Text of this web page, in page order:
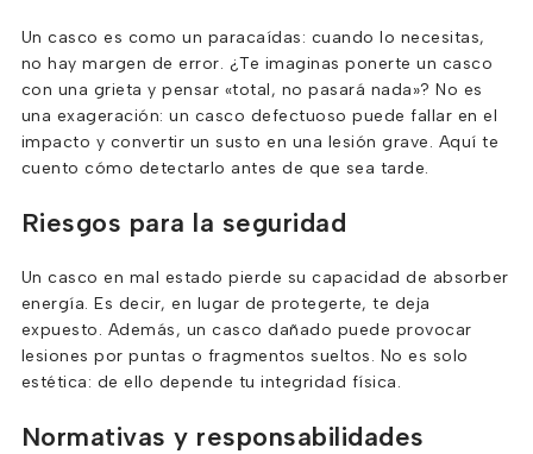
Un casco es como un paracaídas: cuando lo necesitas,
no hay margen de error. ¿Te imaginas ponerte un casco
con una grieta y pensar «total, no pasará nada»? No es
una exageración: un casco defectuoso puede fallar en el
impacto y convertir un susto en una lesión grave. Aquí te
cuento cómo detectarlo antes de que sea tarde.
Riesgos para la seguridad
Un casco en mal estado pierde su capacidad de absorber
energía. Es decir, en lugar de protegerte, te deja
expuesto. Además, un casco dañado puede provocar
lesiones por puntas o fragmentos sueltos. No es solo
estética: de ello depende tu integridad física.
Normativas y responsabilidades